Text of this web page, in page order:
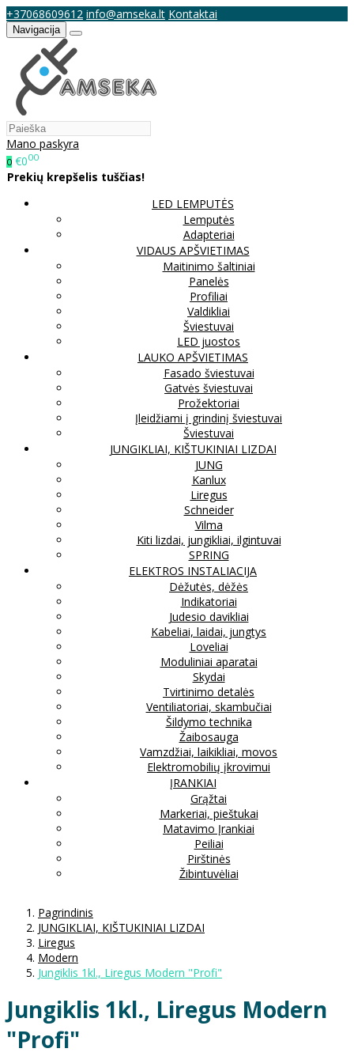
+37068609612 info@amseka.lt Kontaktai
Navigacija
Mano paskyra
0 €000
Prekių krepšelis tuščias!
LED LEMPUTĖS
Lemputės
Adapteriai
VIDAUS APŠVIETIMAS
Maitinimo šaltiniai
Panelės
Profiliai
Valdikliai
Šviestuvai
LED juostos
LAUKO APŠVIETIMAS
Fasado šviestuvai
Gatvės šviestuvai
Prožektoriai
Įleidžiami į grindinį šviestuvai
Šviestuvai
JUNGIKLIAI, KIŠTUKINIAI LIZDAI
JUNG
Kanlux
Liregus
Schneider
Vilma
Kiti lizdai, jungikliai, ilgintuvai
SPRING
ELEKTROS INSTALIACIJA
Dėžutės, dėžės
Indikatoriai
Judesio davikliai
Kabeliai, laidai, jungtys
Loveliai
Moduliniai aparatai
Skydai
Tvirtinimo detalės
Ventiliatoriai, skambučiai
Šildymo technika
Žaibosauga
Vamzdžiai, laikikliai, movos
Elektromobilių įkrovimui
ĮRANKIAI
Grąžtai
Markeriai, pieštukai
Matavimo Įrankiai
Peiliai
Pirštinės
Žibintuvėliai
Pagrindinis
JUNGIKLIAI, KIŠTUKINIAI LIZDAI
Liregus
Modern
Jungiklis 1kl., Liregus Modern "Profi"
Jungiklis 1kl., Liregus Modern
"Profi"